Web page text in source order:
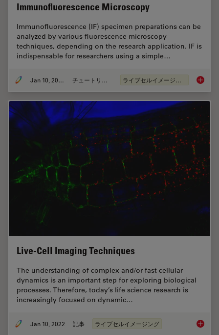
Immunofluorescence Microscopy
Immunofluorescence (IF) specimen preparations can be
analyzed by various fluorescence microscopy
techniques, depending on the research application. IF is
indispensable for researchers using a simple…
Jan 10, 2022 チュートリアル ライブセルイメージング How to
Live-Cell Imaging Techniques
The understanding of complex and/or fast cellular
dynamics is an important step for exploring biological
processes. Therefore, today’s life science research is
increasingly focused on dynamic…
Jan 10, 2022 記事 ライブセルイメージング Live-